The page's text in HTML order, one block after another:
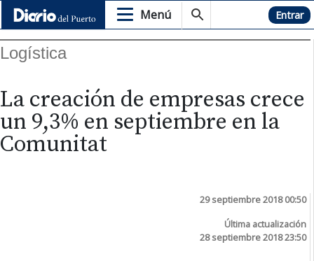
Menú Hemeroteca Entrar
Logística
La creación de empresas crece
un 9,3% en septiembre en la
Comunitat
29 septiembre 2018 00:50
Última actualización
28 septiembre 2018 23:50